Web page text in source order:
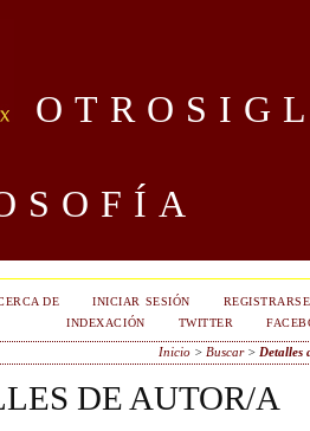
DE INICIAR SESIÓN
REGISTRARSE
INDEXACIÓN
TWITTER
Inicio > Buscar> Detalles
DE AUTOR/A